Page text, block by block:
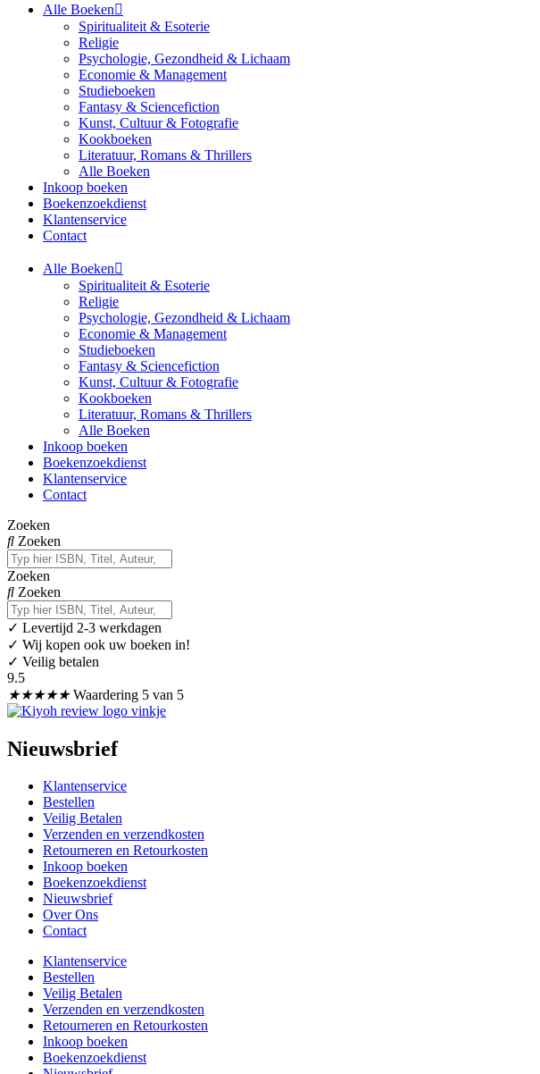
Alle Boeken
Spiritualiteit & Esoterie
Religie
Psychologie, Gezondheid & Lichaam
Economie & Management
Studieboeken
Fantasy & Sciencefiction
Kunst, Cultuur & Fotografie
Kookboeken
Literatuur, Romans & Thrillers
Alle Boeken
Inkoop boeken
Boekenzoekdienst
Klantenservice
Contact
Alle Boeken
Spiritualiteit & Esoterie
Religie
Psychologie, Gezondheid & Lichaam
Economie & Management
Studieboeken
Fantasy & Sciencefiction
Kunst, Cultuur & Fotografie
Kookboeken
Literatuur, Romans & Thrillers
Alle Boeken
Inkoop boeken
Boekenzoekdienst
Klantenservice
Contact
Zoeken
Zoeken
Zoeken
Zoeken
✓ Levertijd 2-3 werkdagen
✓ Wij kopen ook uw boeken in!
✓ Veilig betalen
9.5
★★★★★ Waardering 5 van 5
Nieuwsbrief
Klantenservice
Bestellen
Veilig Betalen
Verzenden en verzendkosten
Retourneren en Retourkosten
Inkoop boeken
Boekenzoekdienst
Nieuwsbrief
Over Ons
Contact
Klantenservice
Bestellen
Veilig Betalen
Verzenden en verzendkosten
Retourneren en Retourkosten
Inkoop boeken
Boekenzoekdienst